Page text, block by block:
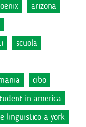
arizona
scuola
cibo
in america
linguistico a york